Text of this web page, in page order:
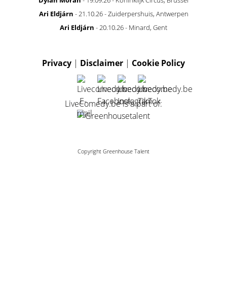
Ari Eldjárn - 21.10.26 - Zuiderpershuis, Antwerpen
Ari Eldjárn - 20.10.26 - Minard, Gent
Privacy | Disclaimer | Cookie Policy
LiveComedy.be is a part of:
Copyright Greenhouse Talent